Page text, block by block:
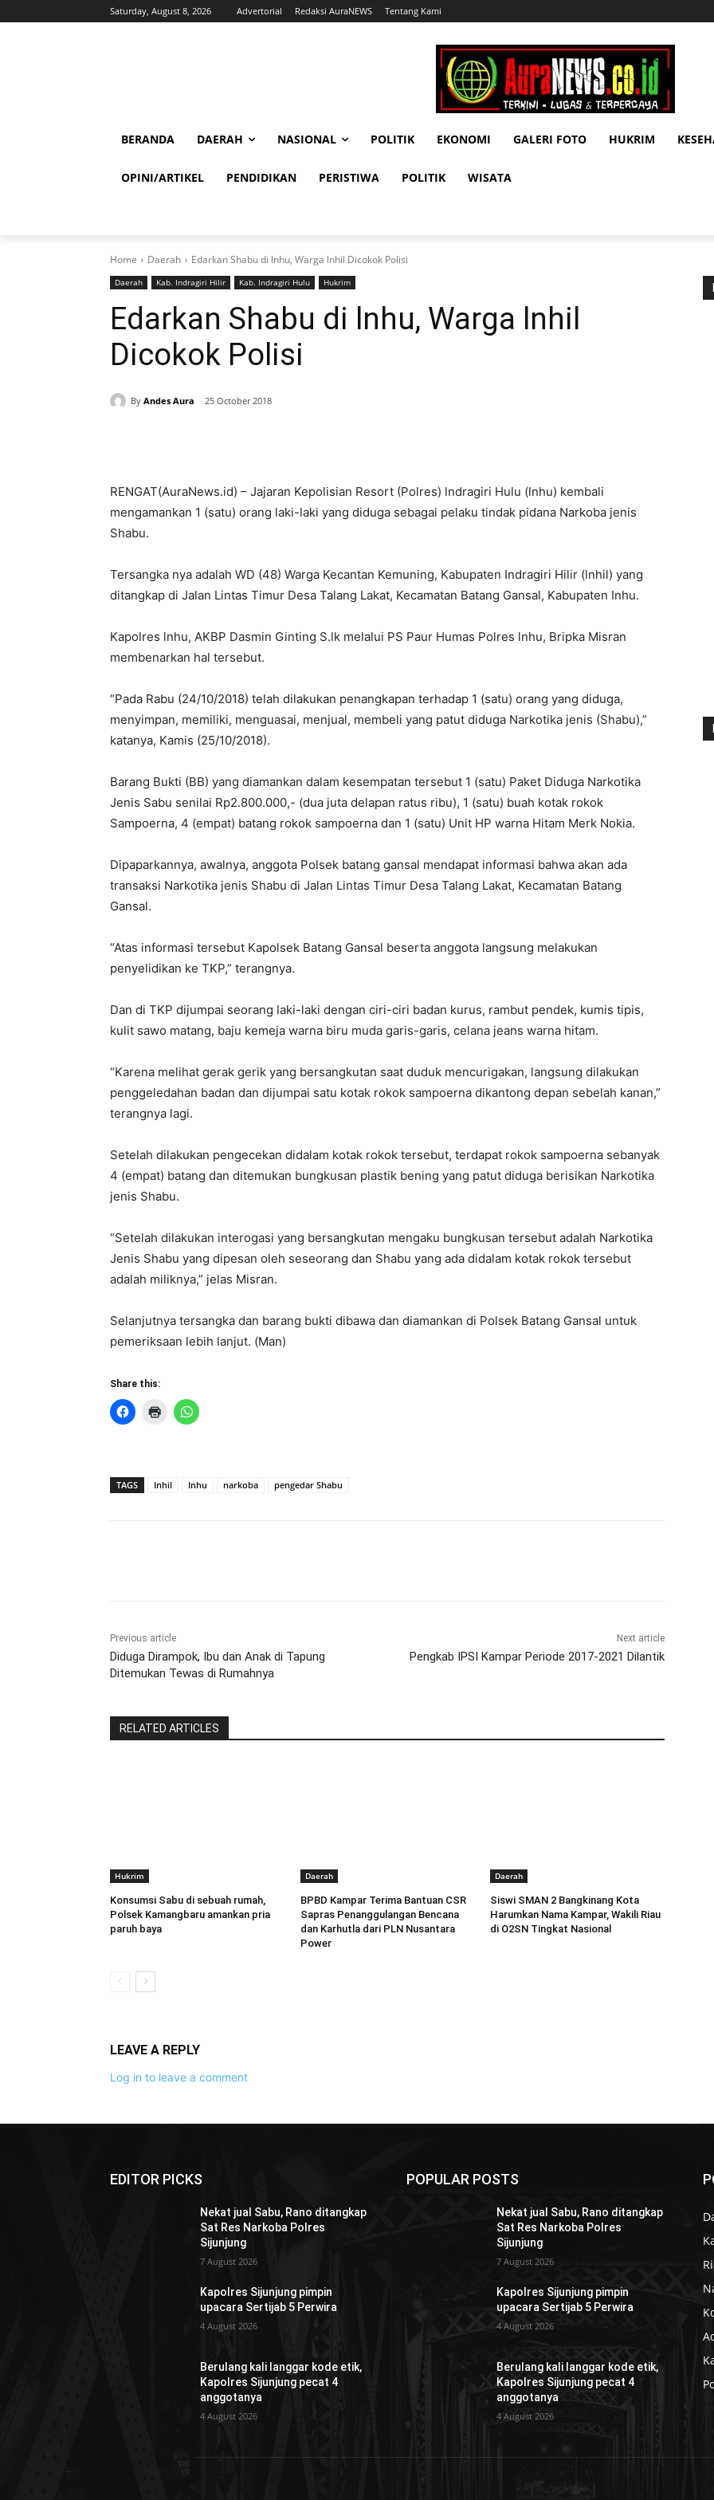
Saturday, August 8, 2026 Advertorial Redaksi AuraNEWS Tentang Kami
BERANDA DAERAH NASIONAL POLITIK EKONOMI GALERI FOTO HUKRIM
OPINI/ARTIKEL PENDIDIKAN PERISTIWA POLITIK WISATA
Home Daerah Edarkan Shabu di lnhu, Warga lnhil Dicokok Polisi
Daerah Kab. Indragiri Hilir Kab. Indragiri Hulu Hukrim
Edarkan Shabu di lnhu, Warga lnhil
Dicokok Polisi
By Andes Aura 25 October 2018
RENGAT(AuraNews.id) – Jajaran Kepolisian Resort (Polres) lndragiri Hulu (lnhu) kembali
mengamankan 1 (satu) orang laki-laki yang diduga sebagai pelaku tindak pidana Narkoba jenis
Shabu.
Tersangka nya adalah WD (48) Warga Kecantan Kemuning, Kabupaten Indragiri Hilir (lnhil) yang
ditangkap di Jalan Lintas Timur Desa Talang Lakat, Kecamatan Batang Gansal, Kabupaten Inhu.
Kapolres lnhu, AKBP Dasmin Ginting S.lk melalui PS Paur Humas Polres lnhu, Bripka Misran
membenarkan hal tersebut.
“Pada Rabu (24/10/2018) telah dilakukan penangkapan terhadap 1 (satu) orang yang diduga,
menyimpan, memiliki, menguasai, menjual, membeli yang patut diduga Narkotika jenis (Shabu),”
katanya, Kamis (25/10/2018).
Barang Bukti (BB) yang diamankan dalam kesempatan tersebut 1 (satu) Paket Diduga Narkotika
Jenis Sabu senilai Rp2.800.000,- (dua juta delapan ratus ribu), 1 (satu) buah kotak rokok
Sampoerna, 4 (empat) batang rokok sampoerna dan 1 (satu) Unit HP warna Hitam Merk Nokia.
Dipaparkannya, awalnya, anggota Polsek batang gansal mendapat informasi bahwa akan ada
transaksi Narkotika jenis Shabu di Jalan Lintas Timur Desa Talang Lakat, Kecamatan Batang
Gansal.
“Atas informasi tersebut Kapolsek Batang Gansal beserta anggota langsung melakukan
penyelidikan ke TKP,” terangnya.
Dan di TKP dijumpai seorang laki-laki dengan ciri-ciri badan kurus, rambut pendek, kumis tipis,
kulit sawo matang, baju kemeja warna biru muda garis-garis, celana jeans warna hitam.
“Karena melihat gerak gerik yang bersangkutan saat duduk mencurigakan, langsung dilakukan
penggeledahan badan dan dijumpai satu kotak rokok sampoerna dikantong depan sebelah kanan,”
terangnya lagi.
Setelah dilakukan pengecekan didalam kotak rokok tersebut, terdapat rokok sampoerna sebanyak
4 (empat) batang dan ditemukan bungkusan plastik bening yang patut diduga berisikan Narkotika
jenis Shabu.
“Setelah dilakukan interogasi yang bersangkutan mengaku bungkusan tersebut adalah Narkotika
Jenis Shabu yang dipesan oleh seseorang dan Shabu yang ada didalam kotak rokok tersebut
adalah miliknya,” jelas Misran.
Selanjutnya tersangka dan barang bukti dibawa dan diamankan di Polsek Batang Gansal untuk
pemeriksaan lebih lanjut. (Man)
Share this:
TAGS Inhil Inhu narkoba pengedar Shabu
Previous article
Diduga Dirampok, Ibu dan Anak di Tapung
Ditemukan Tewas di Rumahnya
Next article
Pengkab IPSI Kampar Periode 2017-2021 Dilantik
RELATED ARTICLES
Hukrim
Konsumsi Sabu di sebuah rumah,
Polsek Kamangbaru amankan pria
paruh baya
Daerah
BPBD Kampar Terima Bantuan CSR
Sapras Penanggulangan Bencana
dan Karhutla dari PLN Nusantara
Power
Daerah
Siswi SMAN 2 Bangkinang Kota
Harumkan Nama Kampar, Wakili Riau
di O2SN Tingkat Nasional
LEAVE A REPLY
Log in to leave a comment
EDITOR PICKS
Nekat jual Sabu, Rano ditangkap
Sat Res Narkoba Polres
Sijunjung
7 August 2026
Kapolres Sijunjung pimpin
upacara Sertijab 5 Perwira
4 August 2026
Berulang kali langgar kode etik,
Kapolres Sijunjung pecat 4
anggotanya
4 August 2026
POPULAR POSTS
Nekat jual Sabu, Rano ditangkap
Sat Res Narkoba Polres
Sijunjung
7 August 2026
Kapolres Sijunjung pimpin
upacara Sertijab 5 Perwira
4 August 2026
Berulang kali langgar kode etik,
Kapolres Sijunjung pecat 4
anggotanya
4 August 2026